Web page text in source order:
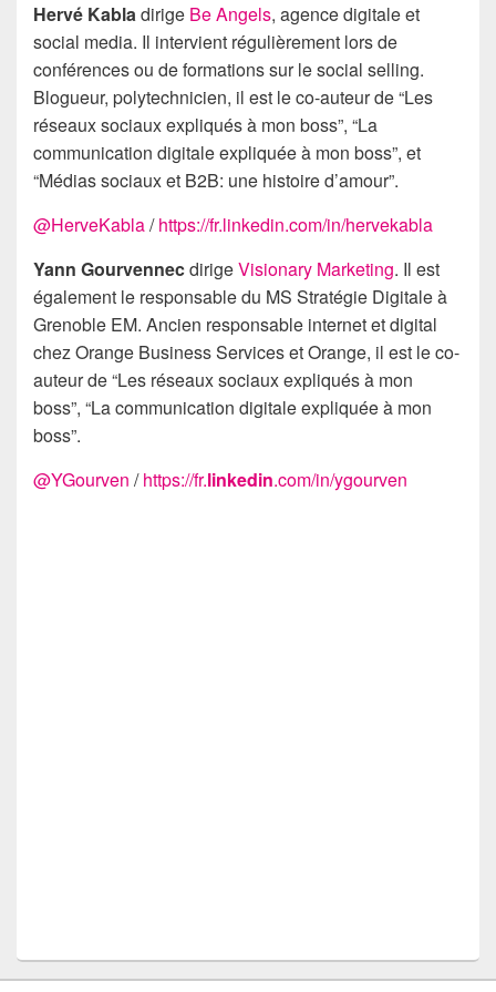
Hervé Kabladirige Be Angels, agence digitale et
social media. Il intervient régulièrement lors de
conférences ou de formations sur le social selling.
Blogueur, polytechnicien, il est le co-auteur de “Les
réseaux sociaux expliqués à mon boss”, “La
communication digitale expliquée à mon boss”, et
“Médias sociaux et B2B: une histoire d’amour”.
@HerveKabla/https://fr.linkedin.com/in/hervekabla
Yann GourvennecdirigeVisionary Marketing. Il est
également le responsable du MS Stratégie Digitale à
Grenoble EM. Ancien responsable internet et digital
chez Orange Business Services et Orange, il est le co-
auteur de “Les réseaux sociaux expliqués à mon
boss”, “La communication digitale expliquée à mon
boss”.
@YGourven /https://fr.linkedin.com/in/ygourven